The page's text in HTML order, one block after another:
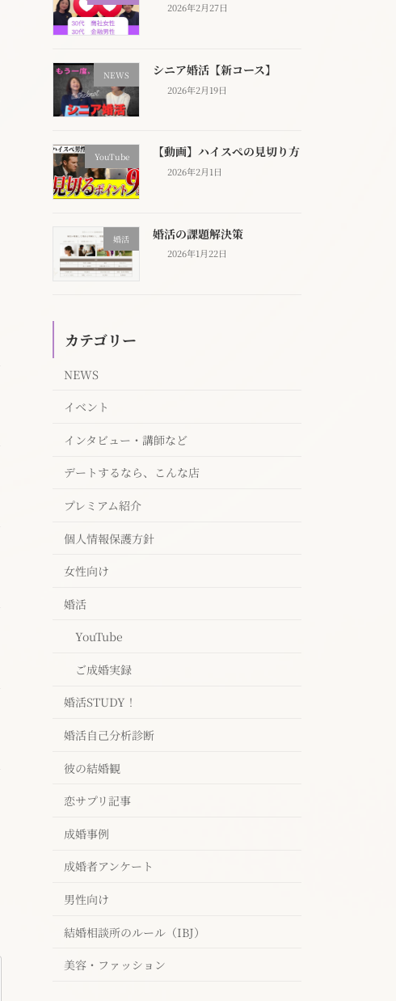
2026年2月27日
NEWS シニア婚活【新コース】
2026年2月19日
YouTube 【動画】ハイスぺの見切り方
2026年2月1日
婚活 婚活の課題解決策
2026年1月22日
カテゴリー
NEWS
イベント
インタビュー・講師など
デートするなら、こんな店
プレミアム紹介
個人情報保護方針
女性向け
婚活
YouTube
ご成婚実録
婚活STUDY！
婚活自己分析診断
彼の結婚観
恋サプリ記事
成婚事例
成婚者アンケート
男性向け
結婚相談所のルール（IBJ）
美容・ファッション